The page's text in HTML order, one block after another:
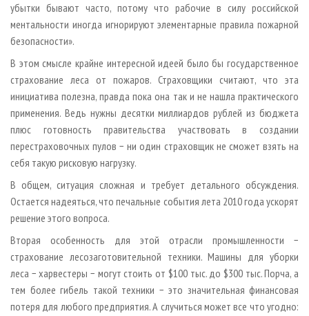
убытки бывают часто, потому что рабочие в силу российской
ментальности иногда игнорируют элементарные правила пожарной
безопасности».
В этом смысле крайне интересной идеей было бы государственное
страхование леса от пожаров. Страховщики считают, что эта
инициатива полезна, правда пока она так и не нашла практического
применения. Ведь нужны десятки миллиардов рублей из бюджета
плюс готовность правительства участвовать в создании
перестраховочных пулов − ни один страховщик не сможет взять на
себя такую рисковую нагрузку.
В общем, ситуация сложная и требует детального обсуждения.
Остается надеяться, что печальные события лета 2010 года ускорят
решение этого вопроса.
Вторая особенность для этой отрасли промышленности −
страхование лесозаготовительной техники. Машины для уборки
леса − харвестеры − могут стоить от $100 тыс. до $300 тыс. Порча, а
тем более гибель такой техники − это значительная финансовая
потеря для любого предприятия. А случиться может все что угодно: